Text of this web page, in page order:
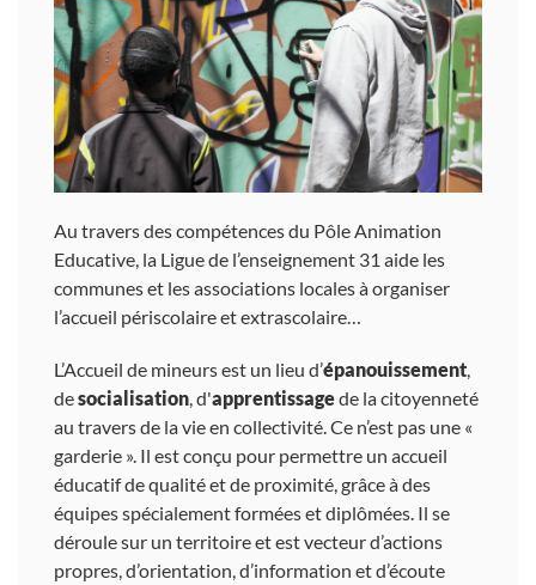
Au travers des compétences du Pôle Animation
Educative, la Ligue de l’enseignement 31 aide les
communes et les associations locales à organiser
l’accueil périscolaire et extrascolaire…
L’Accueil de mineurs est un lieu d’épanouissement
desocialisation , d'apprentissagede la citoyenneté
au travers de la vie en collectivité. Ce n’est pas une «
garderie ». Il est conçu pour permettre un accueil
éducatif de qualité et de proximité, grâce à des
équipes spécialement formées et diplômées. Il se
déroule sur un territoire et est vecteur d’actions
propres, d’orientation, d’information et d’écoute